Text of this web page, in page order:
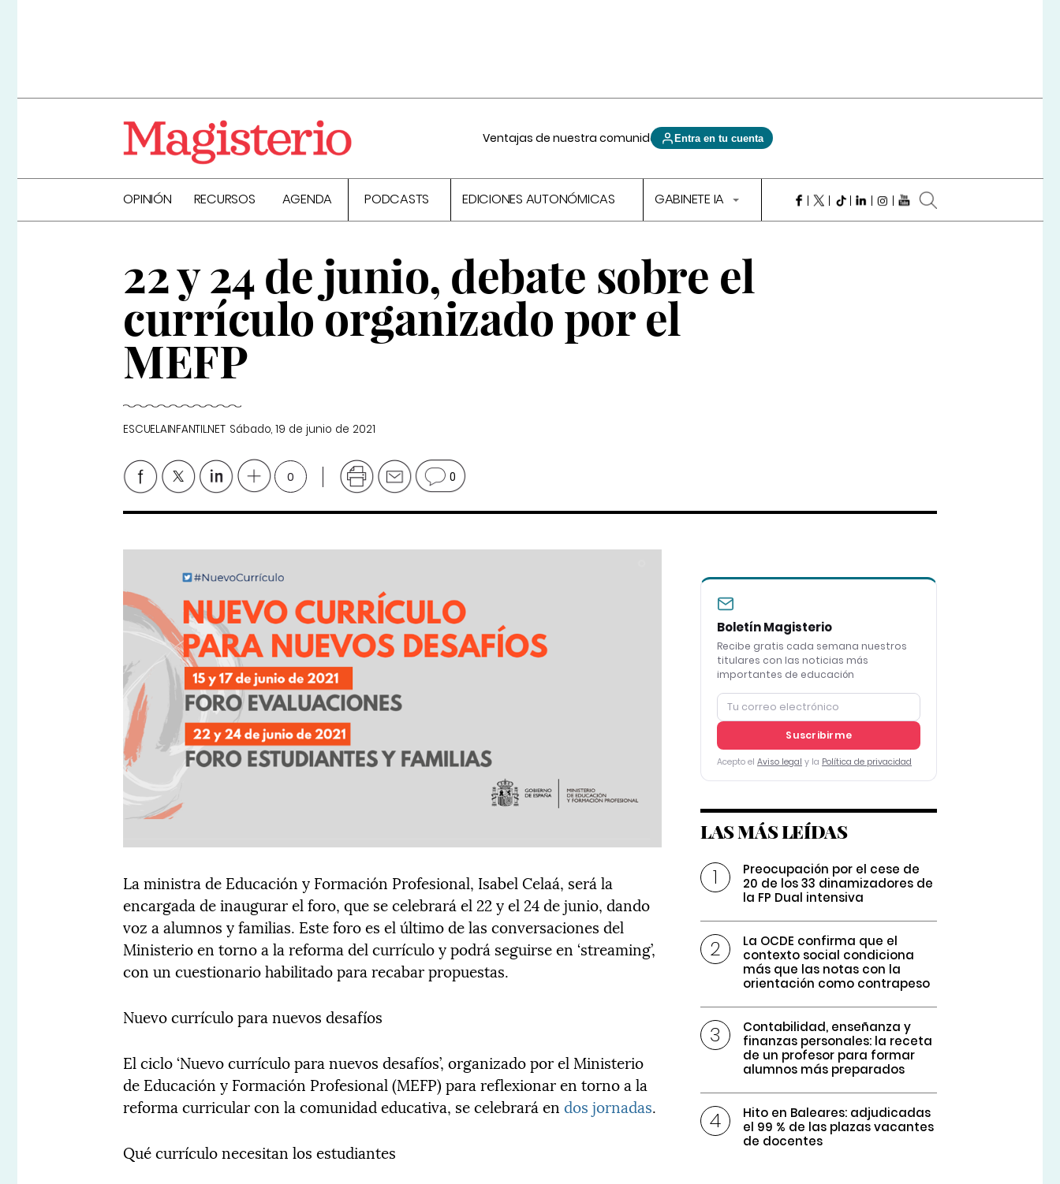
Ventajas de nuestra comunidad Entra en tu cuenta
OPINIÓN RECURSOS AGENDA PODCASTS EDICIONES AUTONÓMICAS GABINETE IA
22 y 24 de junio, debate sobre el
currículo organizado por el
MEFP
ESCUELAINFANTIL.NET Sábado, 19 de junio de 2021
0 0
La ministra de Educación y Formación Profesional, Isabel Celaá, será la
encargada de inaugurar el foro, que se celebrará el 22 y el 24 de junio, dando
voz a alumnos y familias. Este foro es el último de las conversaciones del
Ministerio en torno a la reforma del currículo y podrá seguirse en ‘streaming’,
con un cuestionario habilitado para recabar propuestas.
Nuevo currículo para nuevos desafíos
El ciclo ‘Nuevo currículo para nuevos desafíos’, organizado por el Ministerio
de Educación y Formación Profesional (MEFP) para reflexionar en torno a la
reforma curricular con la comunidad educativa, se celebrará endos jornadas.
Qué currículo necesitan los estudiantes
Boletín Magisterio
Recibe gratis cada semana nuestros
titulares con las noticias más
importantes de educación
Suscribirme
Acepto el Aviso legal y la Política de privacidad
LAS MÁS LEÍDAS
Preocupación por el cese de
20 de los 33 dinamizadores de
la FP Dual intensiva
La OCDE confirma que el
contexto social condiciona
más que las notas con la
orientación como contrapeso
Contabilidad, enseñanza y
finanzas personales: la receta
de un profesor para formar
alumnos más preparados
Hito en Baleares: adjudicadas
el 99 % de las plazas vacantes
de docentes